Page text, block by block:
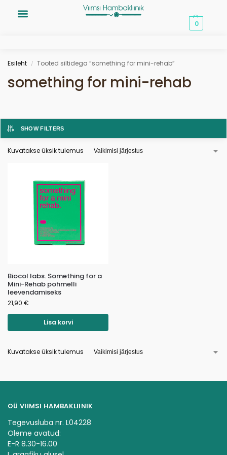
0
Esileht / Tooted siltidega “something for mini-rehab”
something for mini-rehab
SHOW FILTERS
Kuvatakse üksik tulemus
Biocol labs. Something for a
Mini-Rehab pohmelli
leevendamiseks
21,90 €
Lisa korvi
Kuvatakse üksik tulemus
OÜ VIIMSI HAMBAKLIINIK
Tegevusluba nr. L04228
Oleme avatud:
E-R 8.30-16.00